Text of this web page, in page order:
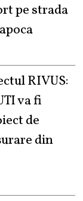
pe strada
RIVUS:
va fi
de
din